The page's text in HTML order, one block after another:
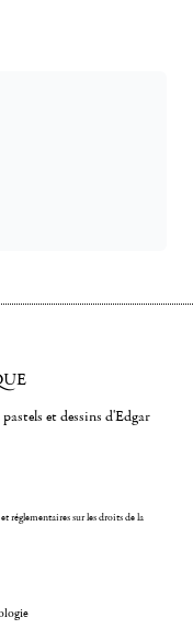
et dessins d'Edgar
réglementaires sur les droits de la